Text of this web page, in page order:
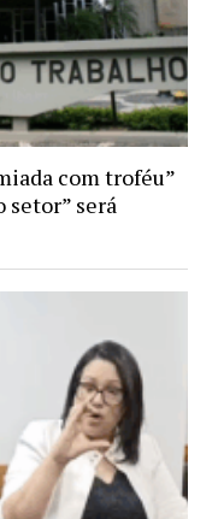
com troféu”
setor” será